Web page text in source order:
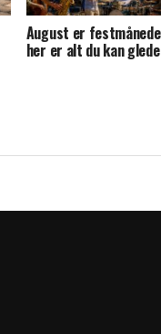
August er
her er alt du kan